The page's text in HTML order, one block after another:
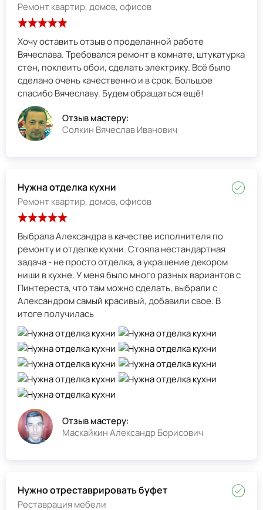
Ремонт квартир, домов, офисов
Хочу оставить отзыв о проделанной работе
Вячеслава. Требовался ремонт в комнате, штукатурка
стен, поклеить обои, сделать электрику. Всё было
сделано очень качественно и в срок. Большое
спасибо Вячеславу. Будем обращаться ещё!
Отзыв мастеру:
Солкин Вячеслав Иванович
Нужна отделка кухни
Ремонт квартир, домов, офисов
Выбрала Александра в качестве исполнителя по
ремонту и отделке кухни. Стояла нестандартная
задача - не просто отделка, а украшение декором
ниши в кухне. У меня было много разных вариантов с
Пинтереста, что там можно сделать, выбрали с
Александром самый красивый, добавили свое. В
итоге получилась
Отзыв мастеру:
Маскайкин Александр Борисович
Нужно отреставрировать буфет
Реставрация мебели